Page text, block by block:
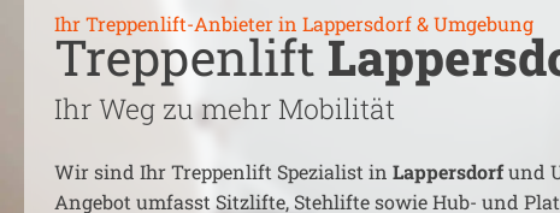
Ihr Treppenlift-Anbieter in Lappersdorf& Umgebung
Treppenlift
Ihr Weg zu mehr Mobilität
Wir sind Ihr Treppenlift Spezialist in Lappersdorfund
Angebot umfasst Sitzlifte, Stehlifte sowie Hub- und